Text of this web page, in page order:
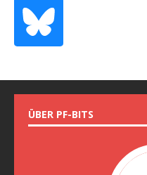
ÜBER PF-BITS